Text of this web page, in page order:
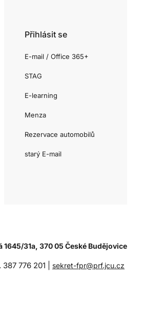
Přihlásit se
E-mail / Office 365+
STAG
E-learning
Menza
Rezervace automobilů
starý E-mail
1645/31a, 370 05 České Budějovice
387 776 201 | sekret-fpr@prf.jcu.cz